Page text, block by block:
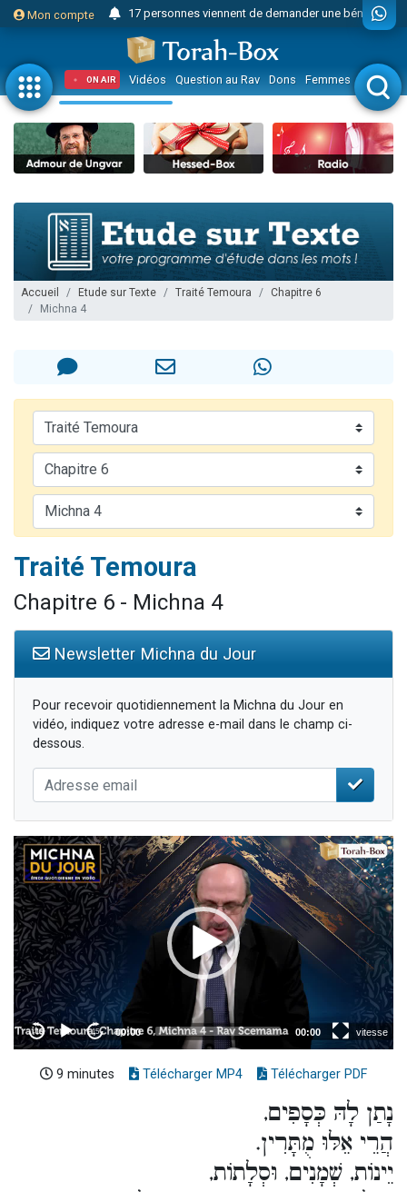
Mon compte
Il reste 49 places pour étudier en groupe sur Zoom
23 personnes viennent de faire un don pour Diane, 80 ans, dans un appartement insalubre
Eva vient de donner son Maasser
4 personnes viennent de nous rejoindre sur WhatsApp
3 personnes viennent de nous rejoindre sur WhatsApp
3 personnes viennent de faire un don pour 5 jours de vacances aux Orphelins
Odaya vient de donner son Maasser
Il reste 49 places pour étudier en groupe sur Zoom
2 personnes viennent de nous rejoindre sur WhatsApp
2 nouvelles musiques dans Torah-Box Music
3 personnes viennent de nous rejoindre sur WhatsApp
8 personnes viennent de faire un don pour Tsédaka : pauvres d'Israel
2 personnes viennent de faire un don pour 1 Journée de Vacances Pour les Enfants
ON AIR Vidéos Question au Rav Dons Femmes Enfants
Accueil Etude sur Texte Traité Temoura
Chapitre 6
Michna 4
Traité Temoura
Chapitre 6 - Michna 4
Newsletter Michna du Jour
Pour recevoir quotidiennement la Michna du Jour en
vidéo, indiquez votre adresse e-mail dans le champ ci-
dessous.
9 minutes Télécharger MP4 Télécharger PDF
נָתַן לָהּ כְּסָפִים,
הֲרֵי אֵלּוּ מֻתָּרִין.
יֵינוֹת, שְׁמָנִים, וּסְלָתוֹת,